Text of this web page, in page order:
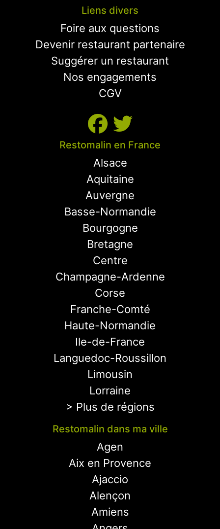
Liens divers
Foire aux questions
Devenir restaurant partenaire
Suggérer un restaurant
Nos engagements
CGV
Restomalin en France
Alsace
Aquitaine
Auvergne
Basse-Normandie
Bourgogne
Bretagne
Centre
Champagne-Ardenne
Corse
Franche-Comté
Haute-Normandie
Ile-de-France
Languedoc-Roussillon
Limousin
Lorraine
> Plus de régions
Restomalin dans ma ville
Agen
Aix en Provence
Ajaccio
Alençon
Amiens